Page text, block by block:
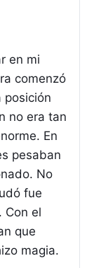
en mi
comenzó
posición
no era tan
En
pesaban
No
fue
Con el
que
magia.